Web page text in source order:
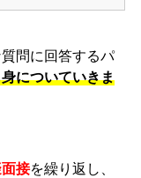
問に回答するパ
についていきま
接を繰り返し、